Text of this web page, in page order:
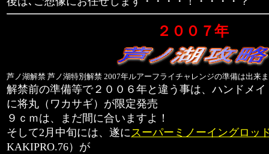
２００７年
芦ノ湖解禁 芦ノ湖特別解禁 2007年ルアーフライチャレンジの準備は出来
解禁前の準備等で２００６年と違う事は、ハンドメ
に将丸（ワカサギ）が限定発売
９ｃｍは、まだ間に合いますよ！
そして2月中旬には、遂に スーパーミノーイングロッ
KAKIPRO.76）が